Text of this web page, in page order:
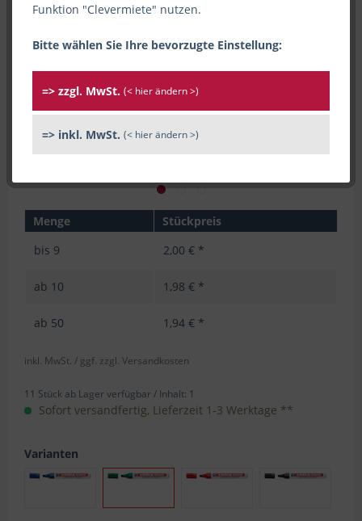
Menge
Stückpreis
bis 9 2,00 € *
ab 10 1,98 € *
ab 50 1,94 € *
inkl. MwSt. / ggf. zzgl. Versandkosten
11 Stück ab Lager verfügbar / Inhalt: 1
Sofort versandfertig, Lieferzeit 1-3 Werktage **
Varianten
Funktion "Clevermiete" nutzen.
Bitte wählen Sie Ihre bevorzugte Einstellung:
=> zzgl. MwSt. (< hier ändern >)
=> inkl. MwSt. (< hier ändern >)